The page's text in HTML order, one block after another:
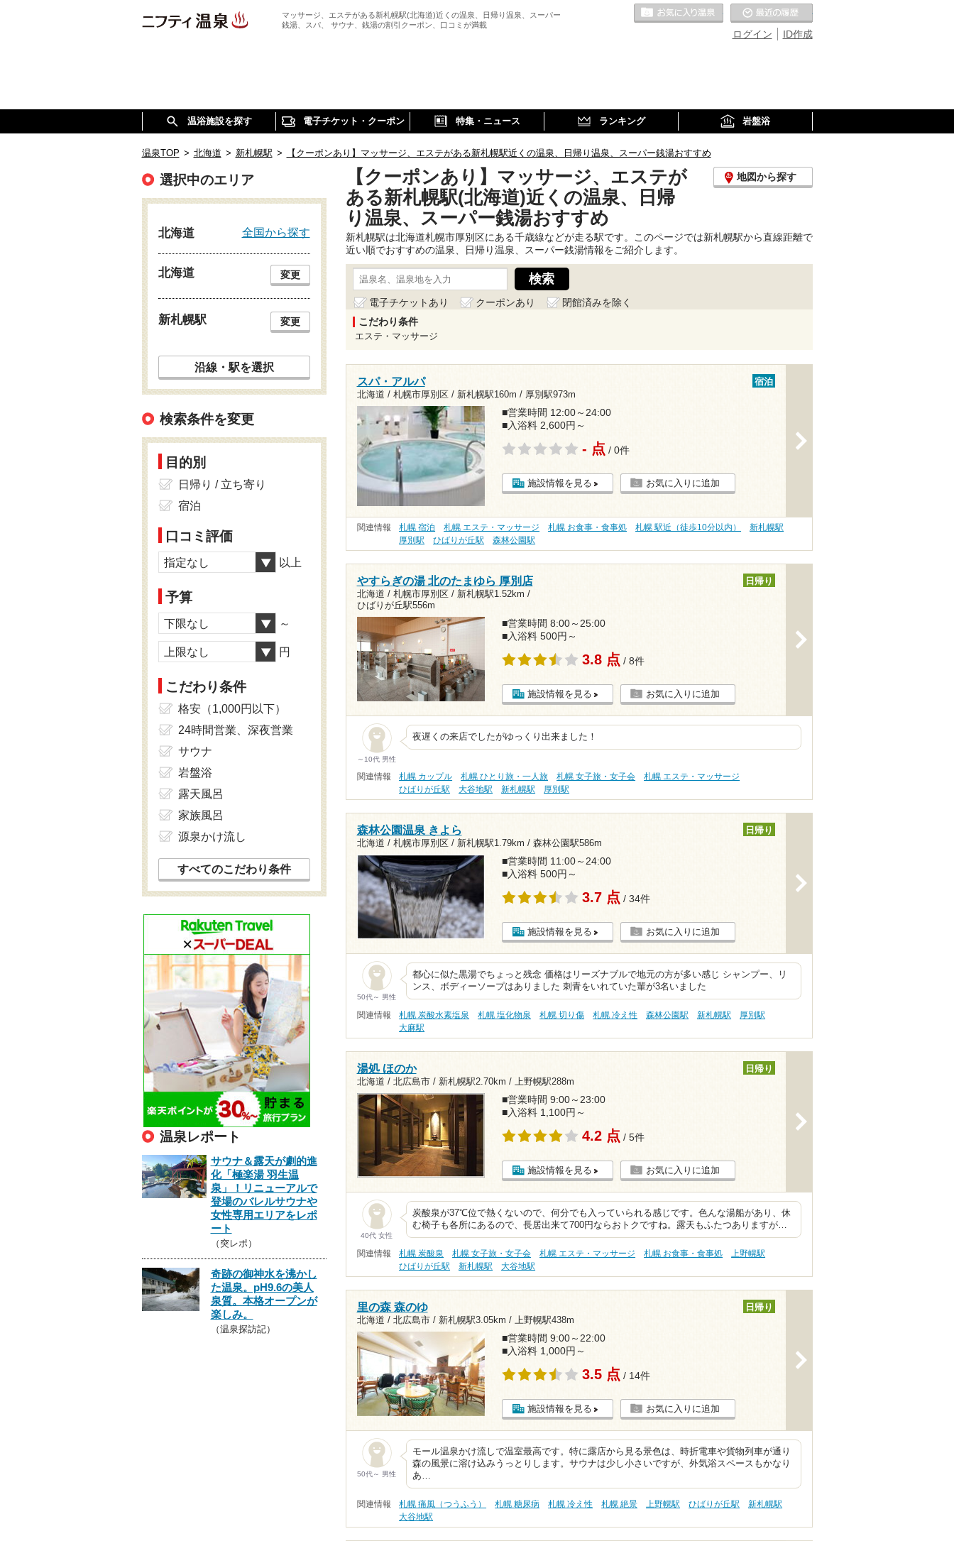
マッサージ、エステがある新札幌駅(北海道)近くの温泉、日帰り温泉、スーパー
銭湯、スパ、 サウナ、銭湯の割引クーポン、口コミが満載
ID作成
ログイン
お気に入りの温泉
温浴施設を探す 電子チケット・クーポン 特集・ニュース ランキング 岩盤浴
温泉TOP > 北海道 > 新札幌駅 > 【クーポンあり】マッサージ、エステがある新札幌駅近くの温泉、日帰り温泉、スーパー銭湯おすすめ
【クーポンあり】マッサージ、エステが
ある新札幌駅(北海道)近くの温泉、日帰
り温泉、スーパー銭湯おすすめ
地図から探す
新札幌駅は北海道札幌市厚別区にある千歳線などが走る駅です。このページでは新札幌駅から直線距離で
近い順でおすすめの温泉、日帰り温泉、スーパー銭湯情報をご紹介します。
電子チケットあり クーポンあり
閉館済みを除く
こだわり条件
エステ・マッサージ
スパ・アルパ
北海道 / 札幌市厚別区 / 新札幌駅160m / 厚別駅973m
宿泊
■営業時間 12:00～24:00
■入浴料 2,600円～
- 点 / 0件
施設情報を見る お気に入りに追加
関連情報 札幌 宿泊 札幌 エステ・マッサージ 札幌 お食事・食事処 札幌 駅近（徒歩10分以内）
新札幌駅
厚別駅
ひばりが丘駅 森林公園駅
やすらぎの湯 北のたまゆら 厚別店
北海道 / 札幌市厚別区 / 新札幌駅1.52km /
ひばりが丘駅556m
日帰り
■営業時間 8:00～25:00
■入浴料 500円～
3.8 点 / 8件
施設情報を見る お気に入りに追加
～10代 男性
夜遅くの来店でしたがゆっくり出来ました！
関連情報 札幌 カップル 札幌 ひとり旅・一人旅 札幌 女子旅・女子会
札幌 エステ・マッサージ
ひばりが丘駅
大谷地駅 新札幌駅 厚別駅
森林公園温泉 きよら
北海道 / 札幌市厚別区 / 新札幌駅1.79km / 森林公園駅586m
日帰り
■営業時間 11:00～24:00
■入浴料 500円～
3.7 点 / 34件
施設情報を見る お気に入りに追加
50代～ 男性
都心に似た黒湯でちょっと残念 価格はリーズナブルで地元の方が多い感じ シャンプー、リ
ンス、ボディーソープはありました 刺青をいれていた輩が3名いました
関連情報 札幌 炭酸水素塩泉 札幌 塩化物泉 札幌 切り傷 札幌 冷え性 森林公園駅 新札幌駅
厚別駅
大麻駅
湯処 ほのか
北海道 / 北広島市 / 新札幌駅2.70km / 上野幌駅288m
日帰り
■営業時間 9:00～23:00
■入浴料 1,100円～
4.2 点 / 5件
施設情報を見る お気に入りに追加
40代 女性
炭酸泉が37℃位で熱くないので、何分でも入っていられる感じです。色んな湯船があり、休
む椅子も各所にあるので、長居出来て700円ならおトクですね。露天もふたつありますが…
関連情報 札幌 炭酸泉 札幌 女子旅・女子会 札幌 エステ・マッサージ 札幌 お食事・食事処
上野幌駅
ひばりが丘駅
新札幌駅 大谷地駅
里の森 森のゆ
北海道 / 北広島市 / 新札幌駅3.05km / 上野幌駅438m
日帰り
■営業時間 9:00～22:00
■入浴料 1,000円～
3.5 点 / 14件
施設情報を見る お気に入りに追加
50代～ 男性
モール温泉かけ流しで温室最高です。特に露店から見る景色は、時折電車や貨物列車が通り
森の風景に溶け込みうっとりします。サウナは少し小さいですが、外気浴スペースもかなり
あ…
関連情報 札幌 痛風（つうふう） 札幌 糖尿病 札幌 冷え性 札幌 絶景 上野幌駅 ひばりが丘駅
新札幌駅
大谷地駅
選択中のエリア
北海道 全国から探す
北海道 変更
新札幌駅 変更
沿線・駅を選択
検索条件を変更
目的別
日帰り / 立ち寄り
宿泊
口コミ評価
指定なし 以上
予算
下限なし ～
上限なし 円
こだわり条件
格安（1,000円以下）
24時間営業、深夜営業
サウナ
岩盤浴
露天風呂
家族風呂
源泉かけ流し
すべてのこだわり条件
温泉レポート
サウナ＆露天が劇的進
化「極楽湯 羽生温
泉」！リニューアルで
登場のバレルサウナや
女性専用エリアをレポ
ート
（突レポ）
奇跡の御神水を沸かし
た温泉。pH9.6の美人
泉質。本格オープンが
楽しみ。
（温泉探訪記）